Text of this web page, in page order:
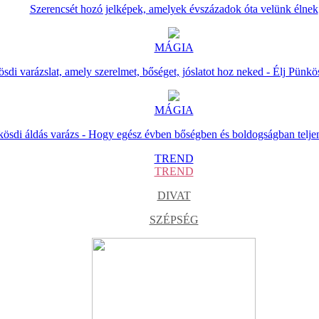
Szerencsét hozó jelképek, amelyek évszázadok óta velünk élnek
MÁGIA
varázslat, amely szerelmet, bőséget, jóslatot hoz neked - Élj
MÁGIA
áldás varázs - Hogy egész évben bőségben és boldogságban
TREND
TREND
DIVAT
SZÉPSÉG